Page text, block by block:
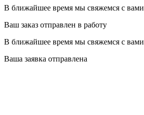
В ближайшее время мы свяжемся с вами
Ваш заказ отправлен в работу
В ближайшее время мы свяжемся с вами
Ваша заявка отправлена